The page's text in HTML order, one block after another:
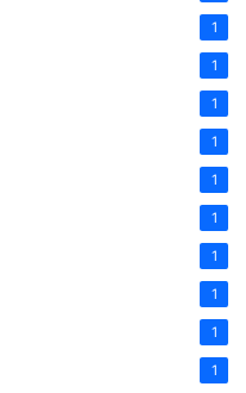
1
1
1
1
1
1
1
1
1
1